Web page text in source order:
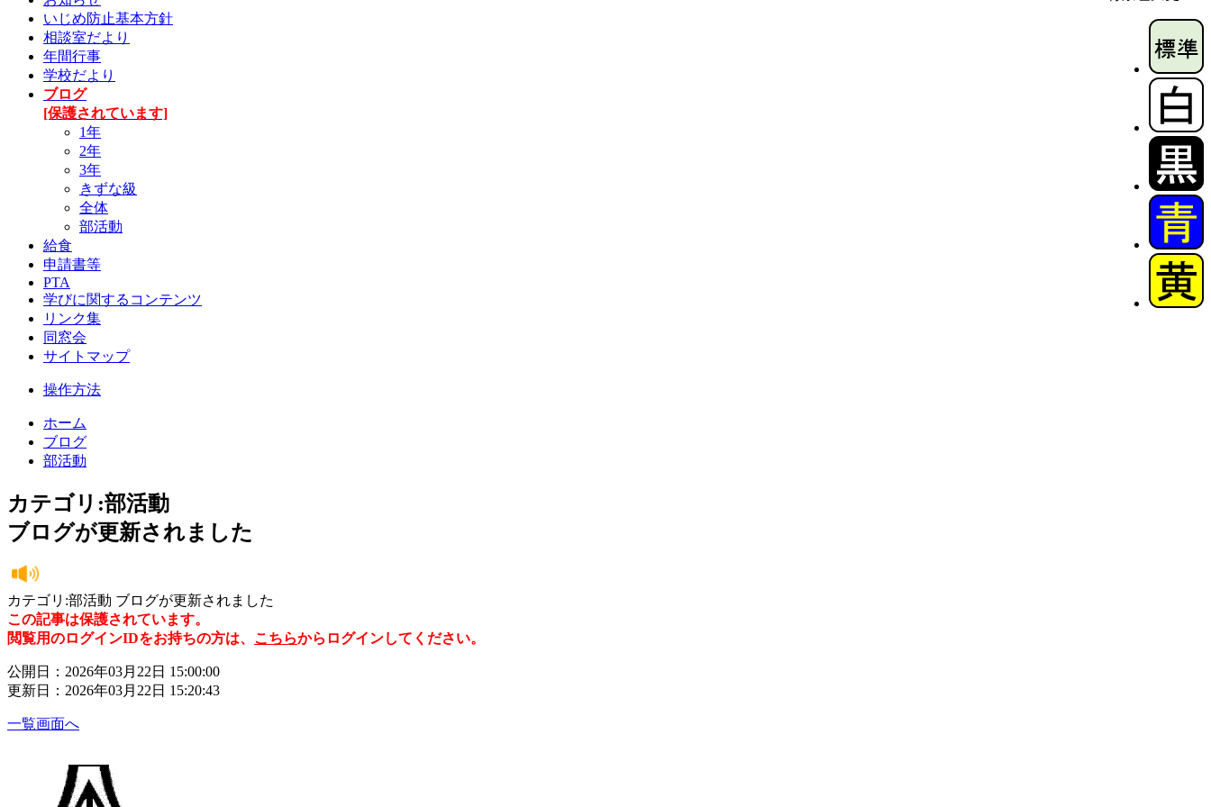
いじめ防止基本方針
相談室だより
年間行事
学校だより
ブログ
[保護されています]
1年
2年
3年
きずな級
全体
部活動
給食
申請書等
PTA
学びに関するコンテンツ
リンク集
同窓会
サイトマップ
操作方法
ホーム
ブログ
部活動
カテゴリ:部活動
ブログが更新されました
カテゴリ:部活動 ブログが更新されました
この記事は保護されています。
閲覧用のログインIDをお持ちの方は、 こちらからログインしてください。
公開日：2026年03月22日 15:00:00
更新日：2026年03月22日 15:20:43
一覧画面へ